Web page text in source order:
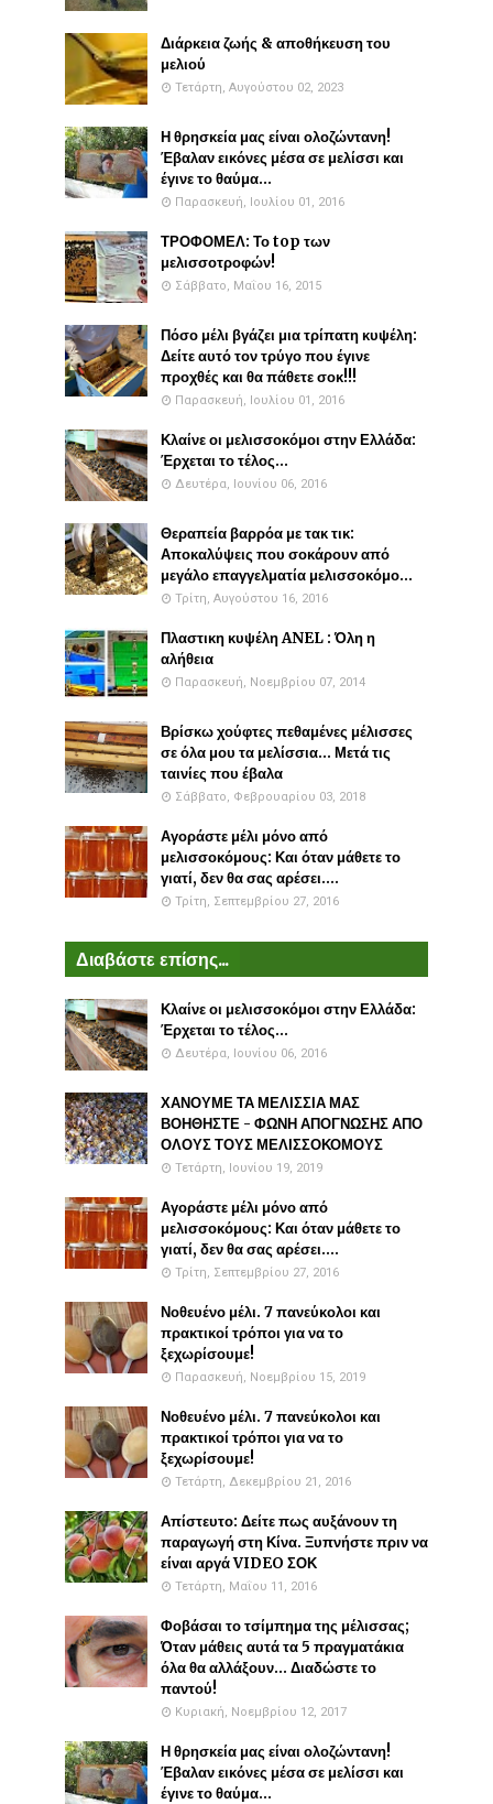
Διάρκεια ζωής & αποθήκευση του
μελιού
Τετάρτη, Αυγούστου 02, 2023
Η θρησκεία μας είναι ολοζώντανη!
Έβαλαν εικόνες μέσα σε μελίσσι και
έγινε το θαύμα...
Παρασκευή, Ιουλίου 01, 2016
ΤΡΟΦΟΜΕΛ: Το top των
μελισσοτροφών!
Σάββατο, Μαΐου 16, 2015
Πόσο μέλι βγάζει μια τρίπατη κυψέλη:
Δείτε αυτό τον τρύγο που έγινε
προχθές και θα πάθετε σοκ!!!
Παρασκευή, Ιουλίου 01, 2016
Κλαίνε οι μελισσοκόμοι στην Ελλάδα:
Έρχεται το τέλος...
Δευτέρα, Ιουνίου 06, 2016
Θεραπεία βαρρόα με τακ τικ:
Αποκαλύψεις που σοκάρουν από
μεγάλο επαγγελματία μελισσοκόμο...
Τρίτη, Αυγούστου 16, 2016
Πλαστικη κυψέλη ANEL : Όλη η
αλήθεια
Παρασκευή, Νοεμβρίου 07, 2014
Βρίσκω χούφτες πεθαμένες μέλισσες
σε όλα μου τα μελίσσια... Μετά τις
ταινίες που έβαλα
Σάββατο, Φεβρουαρίου 03, 2018
Αγοράστε μέλι μόνο από
μελισσοκόμους: Και όταν μάθετε το
γιατί, δεν θα σας αρέσει....
Τρίτη, Σεπτεμβρίου 27, 2016
Διαβάστε επίσης...
Κλαίνε οι μελισσοκόμοι στην Ελλάδα:
Έρχεται το τέλος...
Δευτέρα, Ιουνίου 06, 2016
ΧΑΝΟΥΜΕ ΤΑ ΜΕΛΙΣΣΙΑ ΜΑΣ
ΒΟΗΘΗΣΤΕ - ΦΩΝΗ ΑΠΟΓΝΩΣΗΣ ΑΠΟ
ΟΛΟΥΣ ΤΟΥΣ ΜΕΛΙΣΣΟΚΟΜΟΥΣ
Τετάρτη, Ιουνίου 19, 2019
Αγοράστε μέλι μόνο από
μελισσοκόμους: Και όταν μάθετε το
γιατί, δεν θα σας αρέσει....
Τρίτη, Σεπτεμβρίου 27, 2016
Νοθευένο μέλι. 7 πανεύκολοι και
πρακτικοί τρόποι για να το
ξεχωρίσουμε!
Παρασκευή, Νοεμβρίου 15, 2019
Νοθευένο μέλι. 7 πανεύκολοι και
πρακτικοί τρόποι για να το
ξεχωρίσουμε!
Τετάρτη, Δεκεμβρίου 21, 2016
Απίστευτο: Δείτε πως αυξάνουν τη
παραγωγή στη Κίνα. Ξυπνήστε πριν να
είναι αργά VIDEO ΣΟΚ
Τετάρτη, Μαΐου 11, 2016
Φοβάσαι το τσίμπημα της μέλισσας;
Όταν μάθεις αυτά τα 5 πραγματάκια
όλα θα αλλάξουν... Διαδώστε το
παντού!
Κυριακή, Νοεμβρίου 12, 2017
Η θρησκεία μας είναι ολοζώντανη!
Έβαλαν εικόνες μέσα σε μελίσσι και
έγινε το θαύμα...